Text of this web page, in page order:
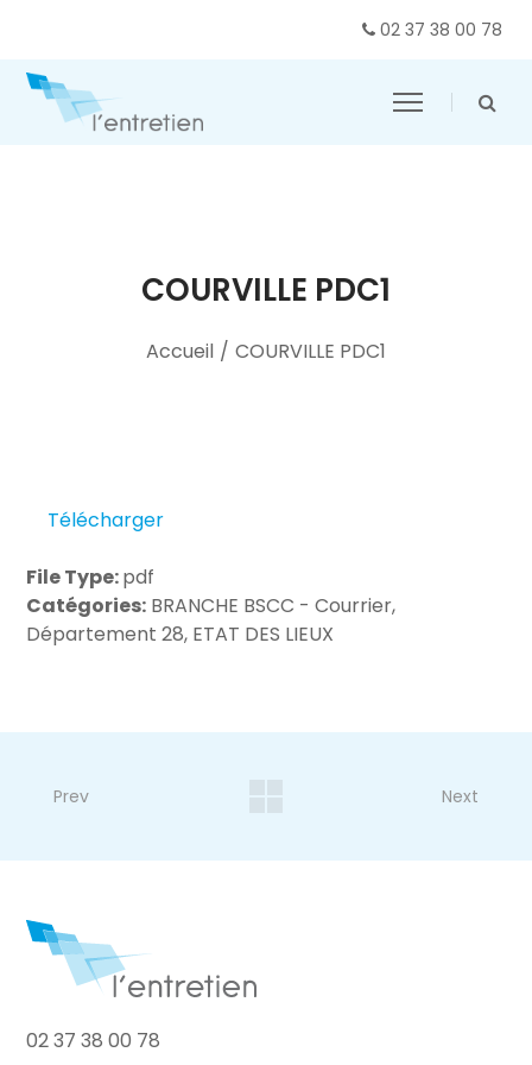
02 37 38 00 78
COURVILLE PDC1
Accueil / COURVILLE PDC1
Télécharger
File Type:pdf
Catégories: BRANCHE BSCC - Courrier,
Département 28, ETAT DES LIEUX
Prev Next
02 37 38 00 78